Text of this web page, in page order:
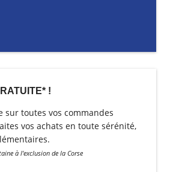
!
sur toutes vos commandes
vos achats en toute sérénité,
à l'exclusion de la Corse